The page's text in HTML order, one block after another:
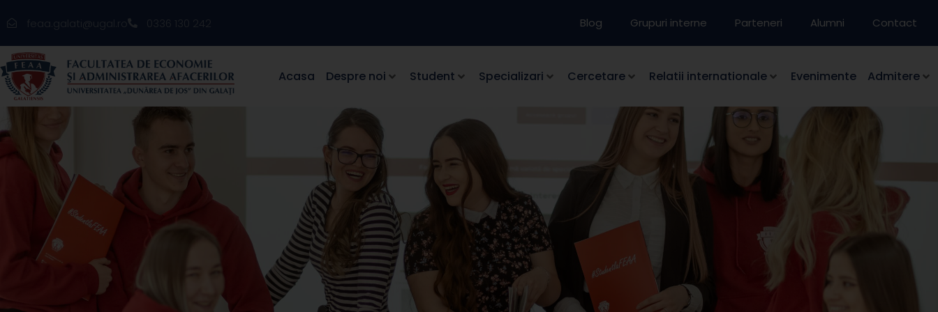
feaa.galati@ugal.ro 0336 130 242 Blog Grupuri interne Parteneri Alumni Contact
Acasa Despre noi Student Specializari Cercetare Relatii internationale Evenimente Admitere